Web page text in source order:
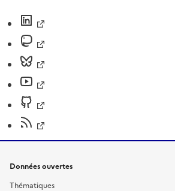
Données ouvertes
Thématiques